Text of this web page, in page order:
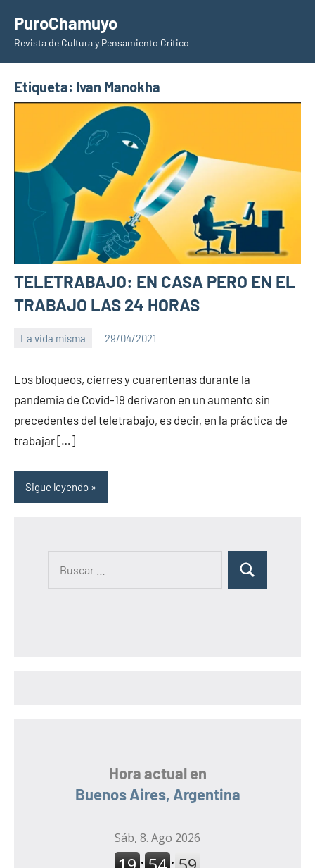
contenido
PuroChamuyo
Revista de Cultura y Pensamiento Crítico
Etiqueta: Ivan Manokha
TELETRABAJO: EN CASA PERO EN EL
TRABAJO LAS 24 HORAS
La vida misma 29/04/2021
comentarios
Los bloqueos, cierres y cuarentenas durante la
pandemia de Covid-19 derivaron en un aumento sin
precedentes del teletrabajo, es decir, en la práctica de
trabajar […]
Sigue leyendo
B
Hora actual en
Buenos Aires, Argentina